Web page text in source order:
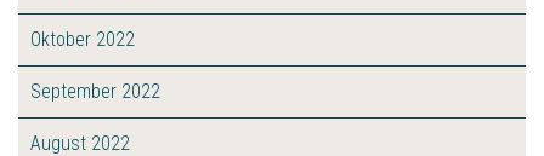
Oktober 2022
September 2022
August 2022